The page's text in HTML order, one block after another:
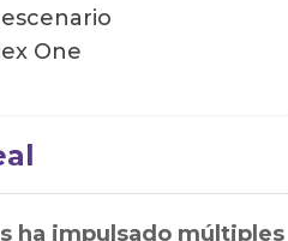
One
ha impulsado múltiples